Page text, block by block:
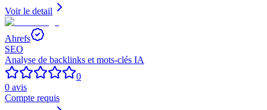
Voir le detail
Ahrefs
SEO
Analyse de backlinks et mots-clés IA
0
0 avis
Compte requis